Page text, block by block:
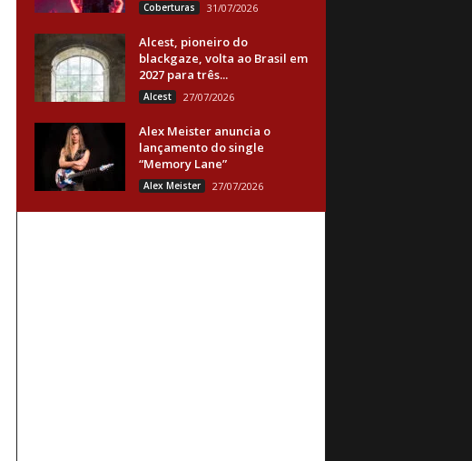
Coberturas 31/07/2026
Alcest, pioneiro do
blackgaze, volta ao Brasil em
2027 para três...
Alcest 27/07/2026
Alex Meister anuncia o
lançamento do single
“Memory Lane”
Alex Meister 27/07/2026